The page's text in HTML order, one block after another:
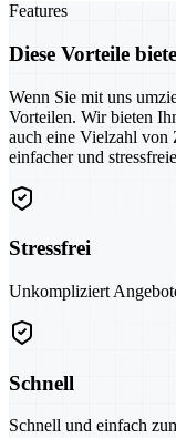
Features
Diese Vorteile
Wenn Sie mit uns
Vorteilen. Wir bieten
auch eine Vielzahl von
einfacher und
Stressfrei
Unkompliziert
Schnell
Schnell und einfach